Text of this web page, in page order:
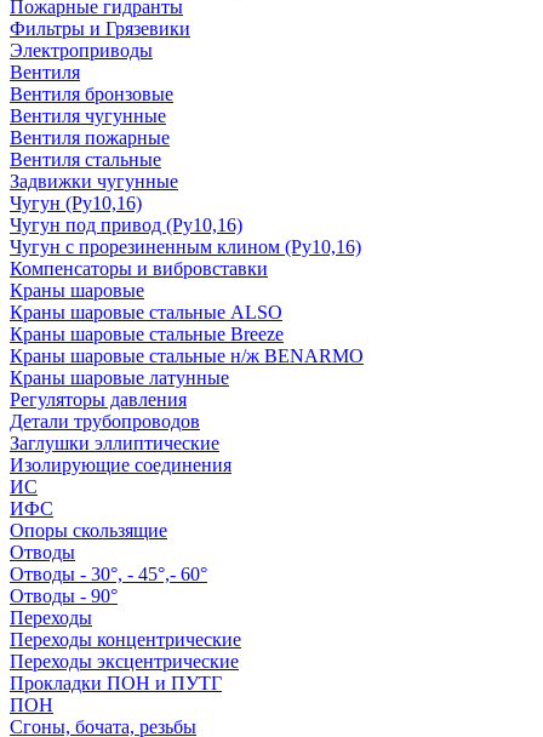
Пожарные гидранты
Фильтры и Грязевики
Электроприводы
Вентиля
Вентиля бронзовые
Вентиля чугунные
Вентиля пожарные
Вентиля стальные
Задвижки чугунные
Чугун (Ру10,16)
Чугун под привод (Ру10,16)
Чугун с прорезиненным клином (Ру10,16)
Компенсаторы и вибровставки
Краны шаровые
Краны шаровые стальные ALSO
Краны шаровые стальные Breeze
Краны шаровые стальные н/ж BENARMO
Краны шаровые латунные
Регуляторы давления
Детали трубопроводов
Заглушки эллиптические
Изолирующие соединения
ИС
ИФС
Опоры скользящие
Отводы
Отводы - 30°, - 45°,- 60°
Отводы - 90°
Переходы
Переходы концентрические
Переходы эксцентрические
Прокладки ПОН и ПУТГ
ПОН
Сгоны, бочата, резьбы